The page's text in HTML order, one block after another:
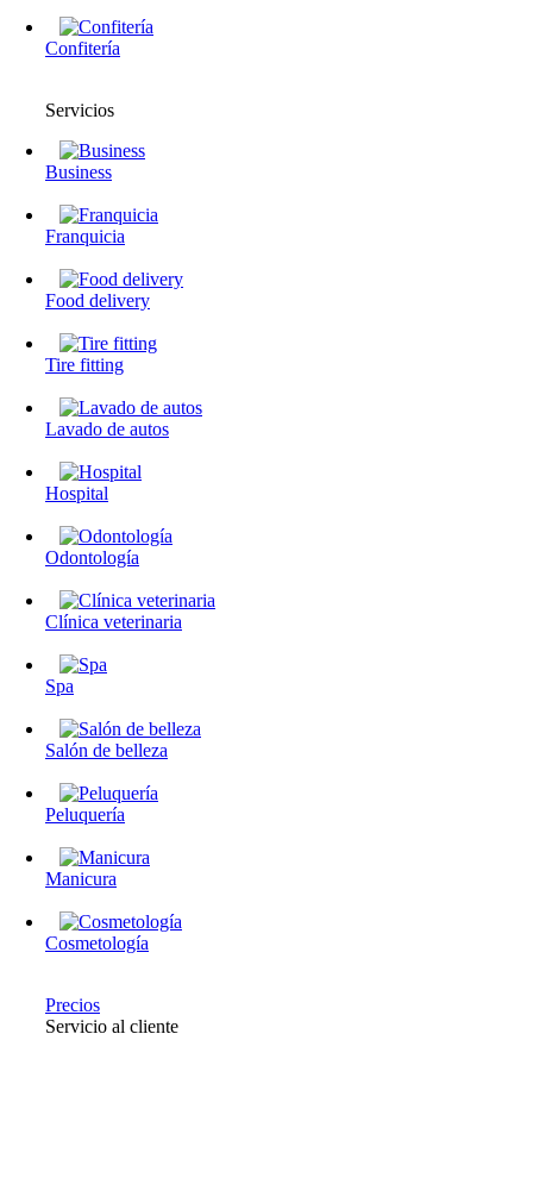
Confitería
Servicios
Business
Franquicia
Food delivery
Tire fitting
Lavado de autos
Hospital
Odontología
Clínica veterinaria
Spa
Salón de belleza
Peluquería
Manicura
Cosmetología
Precios
Servicio al cliente